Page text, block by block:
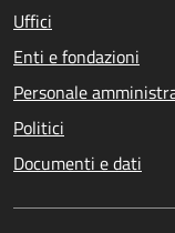
Uffici
Enti e fondazioni
Personale
Politici
Documenti e dati